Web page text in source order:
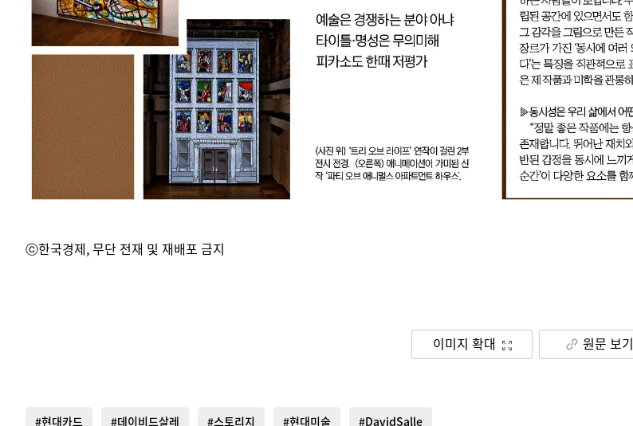
ⓒ한국경제, 무단 전재 및 재배포 금지
이미지 확대 원문 보기
#현대카드 #데이비드살레 #스토리지 #현대미술 #DavidSalle